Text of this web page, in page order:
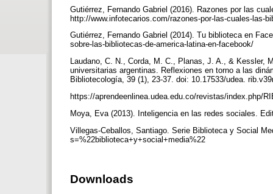
Gutiérrez, Fernando Gabriel (2016). Razones por las
http://www.infotecarios.com/razones-por-las-cuales-las-
Gutiérrez, Fernando Gabriel (2014). Tu biblioteca en
sobre-las-bibliotecas-de-america-latina-en-facebook/
Laudano, C. N., Corda, M. C., Planas, J. A., & Kessler,
universitarias argentinas. Reflexiones en torno a las
Bibliotecología, 39 (1), 23-37. doi: 10.17533/udea.
https://aprendeenlinea.udea.edu.co/revistas/index.php/
Moya, Eva (2013). Inteligencia en las redes sociales.
Villegas-Ceballos, Santiago. Serie Biblioteca y Social
s=%22biblioteca+y+social+media%22
Downloads